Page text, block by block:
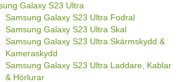
Galaxy S23 Ultra
Samsung Galaxy S23 Ultra Fodral
Samsung Galaxy S23 Ultra Skal
Samsung Galaxy S23 Ultra Skärmskydd &
Kameraskydd
Samsung Galaxy S23 Ultra Laddare, Kablar
& Hörlurar